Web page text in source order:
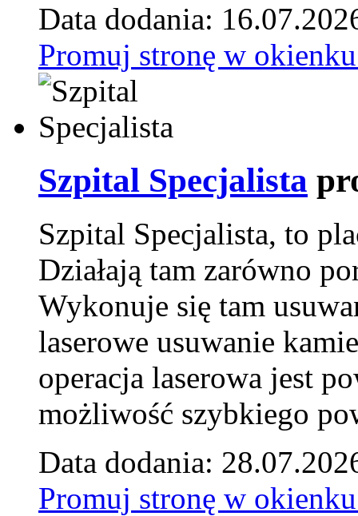
Data dodania:
Promuj stronę w
Szpital Specjalista
Szpital Specjalista, to
Działają tam zarówno
Wykonuje się tam
laserowe usuwanie
operacja laserowa jest
możliwość szybkiego
Data dodania:
Promuj stronę w